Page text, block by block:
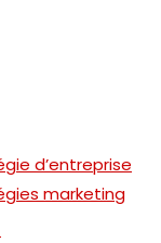
d’entreprise
marketing